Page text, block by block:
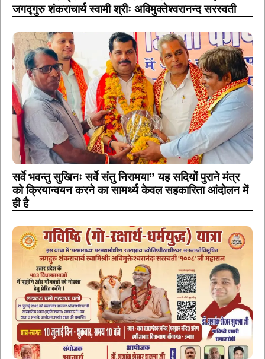
जगद्गुरु शंकराचार्य स्वामी श्रीः अविमुक्तेश्वरानन्द सरस्वती
सर्वे भवन्तु सुखिनः सर्वे संतु निरामया” यह सदियों पुराने मंत्र
को क्रियान्वयन करने का सामर्थ्य केवल सहकारिता आंदोलन में
ही है